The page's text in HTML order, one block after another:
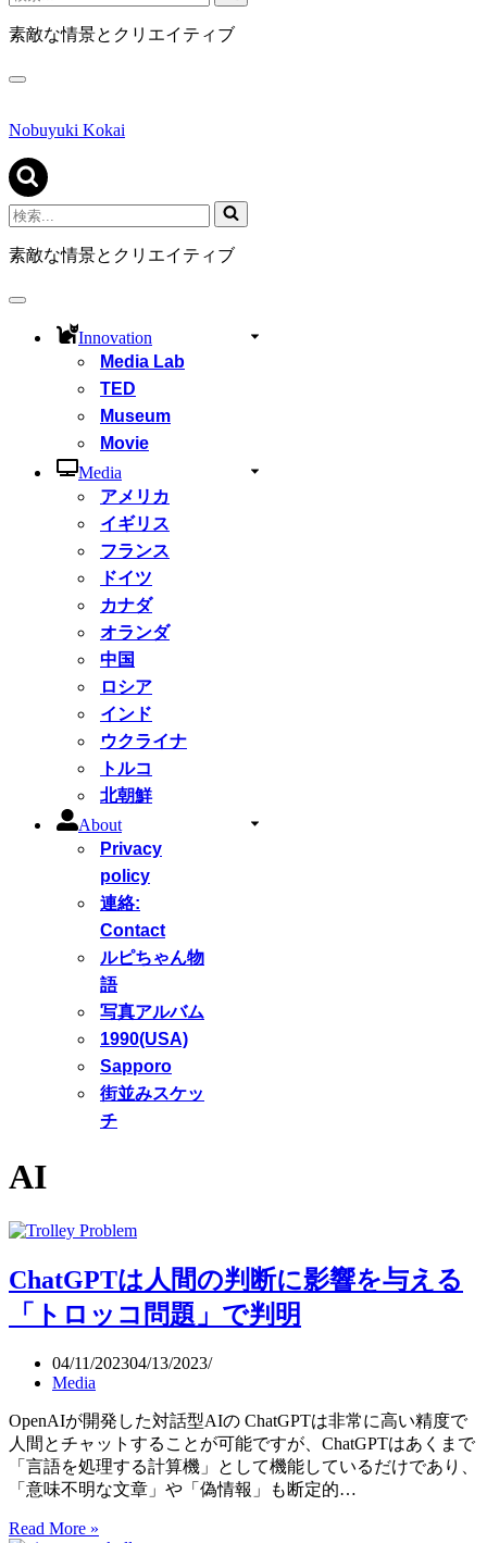
索...
素敵な情景とクリエイティブ
ナ
ゲ
シ
ョ
ン
メ
ニ
ュ
Nobuyuki Kokai
検
索...
素敵な情景とクリエイティブ
ナ
Innovation
Media Lab
TED
Museum
Movie
Media
アメリカ
イギリス
フランス
ドイツ
カナダ
オランダ
中国
ロシア
インド
ウクライナ
トルコ
北朝鮮
About
Privacy
policy
連絡:
Contact
ルピちゃん物
語
写真アルバム
1990(USA)
Sapporo
街並みスケッ
チ
AI
ChatGPTは人間の判断に影響を与える
「トロッコ問題」で判明
04/11/202304/13/2023
Media
OpenAIが開発した対話型AIの ChatGPTは非常に高い精度で
人間とチャットすることが可能ですが、ChatGPTはあくまで
「言語を処理する計算機」として機能しているだけであり、
「意味不明な文章」や「偽情報」も断定的…
Read More »